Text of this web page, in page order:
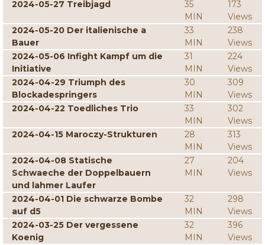
2024-05-27 Treibjagd
35
MIN
173
Views
2024-05-20 Der italienische a
Bauer
33
MIN
238
Views
2024-05-06 Infight Kampf um die
Initiative
31
MIN
224
Views
2024-04-29 Triumph des
Blockadespringers
30
MIN
309
Views
2024-04-22 Toedliches Trio
33
MIN
302
Views
2024-04-15 Maroczy-Strukturen
28
MIN
313
Views
2024-04-08 Statische
Schwaeche der Doppelbauern
und lahmer Laufer
27
MIN
204
Views
2024-04-01 Die schwarze Bombe
auf d5
32
MIN
298
Views
2024-03-25 Der vergessene
Koenig
32
MIN
396
Views